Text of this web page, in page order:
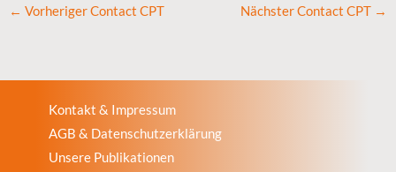
← Vorheriger Contact CPT Nächster Contact CPT →
Kontakt & Impressum
AGB & Datenschutzerklärung
Unsere Publikationen